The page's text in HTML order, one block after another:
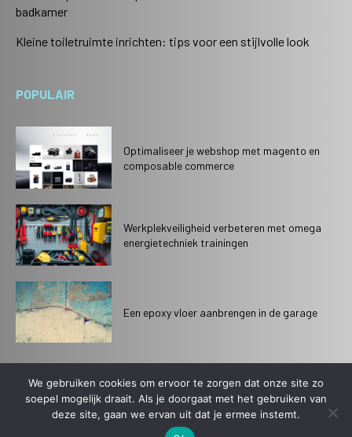
badkamer
Kleine toiletruimte inrichten: tips voor een stijlvolle look
POPULAIR
Optimaliseer je webshop met magento en
composable commerce
Werkplekveiligheid verbeteren met omega
energietechniek trainingen
Een epoxy vloer aanbrengen in de garage
© 2021. All rights reserved.
We gebruiken cookies om ervoor te zorgen dat onze site zo
soepel mogelijk draait. Als je doorgaat met het gebruiken van
deze site, gaan we ervan uit dat je ermee instemt.